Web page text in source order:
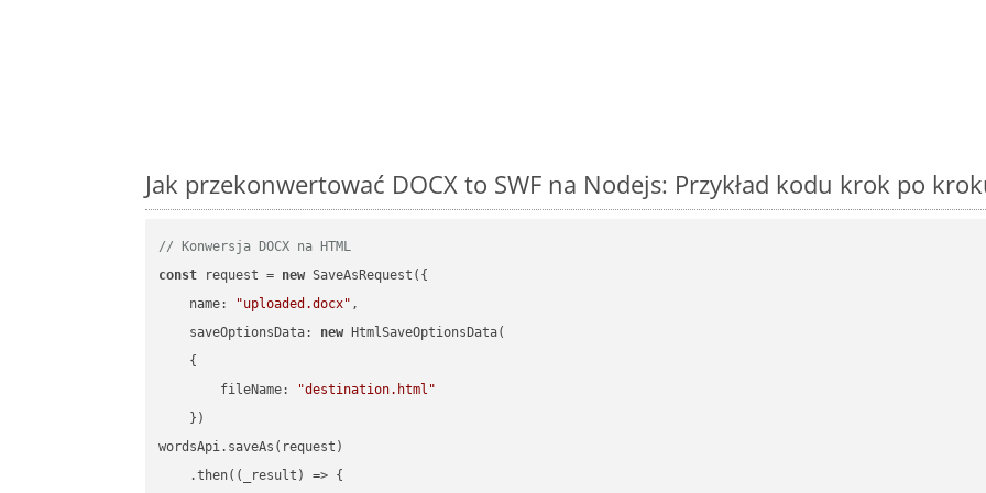
Jak przekonwertować DOCX to SWF na Nodejs: Przykład kodu krok po
// Konwersja DOCX na HTML
const request = new SaveAsRequest({
name: "uploaded.docx" ,
saveOptionsData: new HtmlSaveOptionsData(
    {
fileName:
"destination.html"
    })
wordsApi.saveAs(request)
    .then(
( _result ) => {